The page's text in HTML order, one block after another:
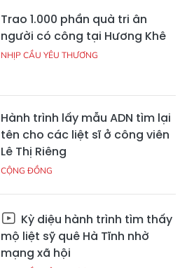
Trao 1.000 phần quà tri ân
người có công tại Hương Khê
NHỊP CẦU YÊU THƯƠNG
Hành trình lấy mẫu ADN tìm lại
tên cho các liệt sĩ ở công viên
Lê Thị Riêng
CỘNG ĐỒNG
Kỳ diệu hành trình tìm thấy
mộ liệt sỹ quê Hà Tĩnh nhờ
mạng xã hội